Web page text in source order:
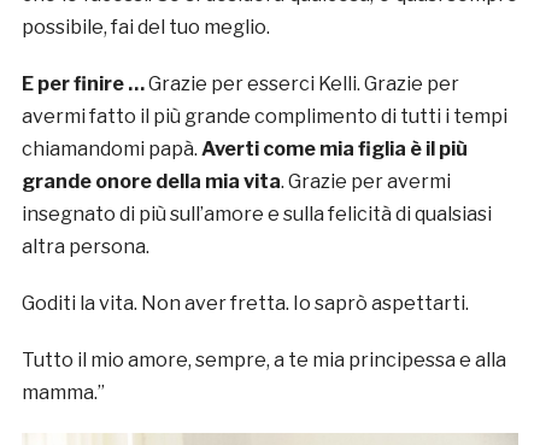
possibile, fai del tuo meglio.
E per finire …Grazie per esserci Kelli. Grazie per
avermi fatto il più grande complimento di tutti i tempi
chiamandomi papà. Averti come mia figlia è il più
grande onore della mia vita. Grazie per avermi
insegnato di più sull’amore e sulla felicità di qualsiasi
altra persona.
Goditi la vita. Non aver fretta. Io saprò aspettarti.
Tutto il mio amore, sempre, a te mia principessa e alla
mamma.”